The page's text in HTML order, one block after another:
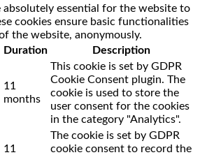
absolutely essential for the website to
cookies ensure basic functionalities
the website, anonymously.
Duration Description
11
months
This cookie is set by GDPR
Cookie Consent plugin. The
cookie is used to store the
user consent for the cookies
in the category "Analytics".
11
The cookie is set by GDPR
cookie consent to record the